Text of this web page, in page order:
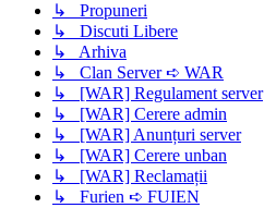
↳ Propuneri
↳ Discuti Libere
↳ Arhiva
↳ Clan Server ➪ WAR
↳ [WAR] Regulament server
↳ [WAR] Cerere admin
↳ [WAR] Anunțuri server
↳ [WAR] Cerere unban
↳ [WAR] Reclamații
↳ Furien ➪ FUIEN